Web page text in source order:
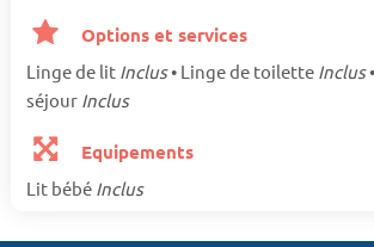
Options et services
Linge de lit Inclus• Linge de toilette Inclus
séjour Inclus
Equipements
Lit bébé Inclus